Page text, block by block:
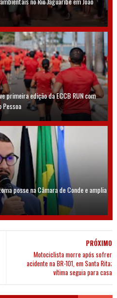
primeira edição da ECCB RUN com
Pessoa
posse na Câmara de Conde e amplia
PRÓXIMO
Motociclista morre após sofrer
acidente na BR-101, em Santa Rita;
vítima seguia para casa